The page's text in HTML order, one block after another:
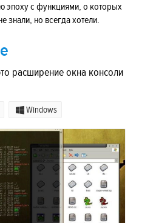
эпоху с функциями, о которых
знали, но всегда хотели.
расширение окна консоли
Windows